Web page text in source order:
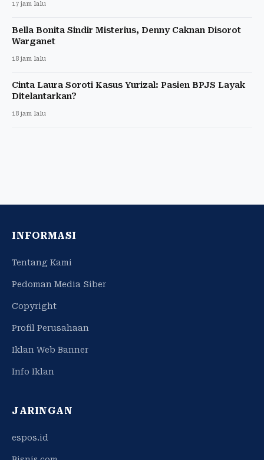
17 jam lalu
Bella Bonita Sindir Misterius, Denny Caknan Disorot
Warganet
18 jam lalu
Cinta Laura Soroti Kasus Yurizal: Pasien BPJS Layak
Ditelantarkan?
18 jam lalu
INFORMASI
Tentang Kami
Pedoman Media Siber
Copyright
Profil Perusahaan
Iklan Web Banner
Info Iklan
JARINGAN
espos.id